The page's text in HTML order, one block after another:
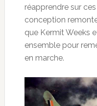
réapprendre sur
conception
que Kermit Weeks
ensemble pour
en marche.